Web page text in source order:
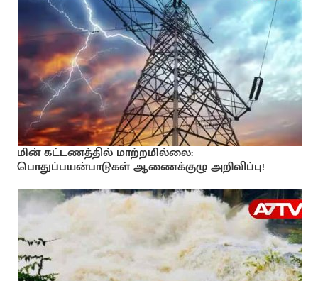
மின் கட்டணத்தில் மாற்றமில்லை:
பொதுப்பயன்பாடுகள் ஆணைக்குழு அறிவிப்பு!